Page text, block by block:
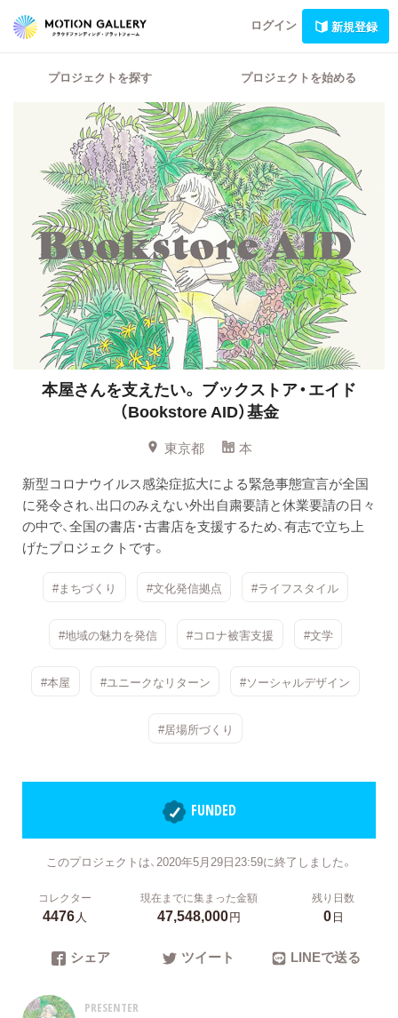
ログイン 新規登録
プロジェクトを探す プロジェクトを始める
本屋さんを支えたい。 ブックストア・エイド
（Bookstore AID）基金
東京都
本
新型コロナウイルス感染症拡大による緊急事態宣言が全国
に発令され、出口のみえない外出自粛要請と休業要請の日々
の中で、全国の書店・古書店を支援するため、有志で立ち上
げたプロジェクトです。
#まちづくり #文化発信拠点 #ライフスタイル
#地域の魅力を発信 #コロナ被害支援 #文学
#本屋 #ユニークなリターン #ソーシャルデザイン
#居場所づくり
FUNDED
このプロジェクトは、2020年5月29日23:59に終了しました。
コレクター
4476人
現在までに集まった金額
47,548,000円
残り日数
0日
シェア ツイート LINEで送る
PRESENTER